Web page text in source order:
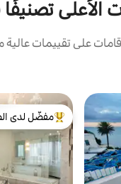
الأعلى
على تقييمات عالية
من أبرز البيوت
مفضّل لدى